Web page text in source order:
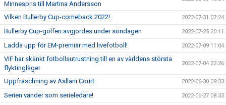
Minnespris till Martina Andersson
Vilken Bullerby Cup-comeback 2022! 2022-07-31 07:24
Bullerby Cup-golfen avgjordes under söndagen 2022-07-25 20:11
Ladda upp för EM-premiär med livefotboll! 2022-07-09 11:04
VIF har skänkt fotbollsutrustning till en av världens största
flyktingläger
2022-07-04 22:26
Uppfräschning av Asllani Court 2022-06-30 09:33
Serien vänder som serieledare! 2022-06-27 08:33